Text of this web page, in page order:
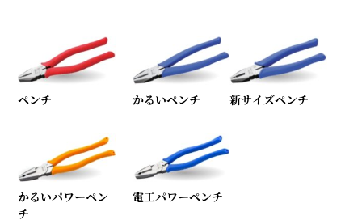
ペンチ かるいペンチ 新サイズペンチ
かるいパワーペン
チ
電工パワーペンチ